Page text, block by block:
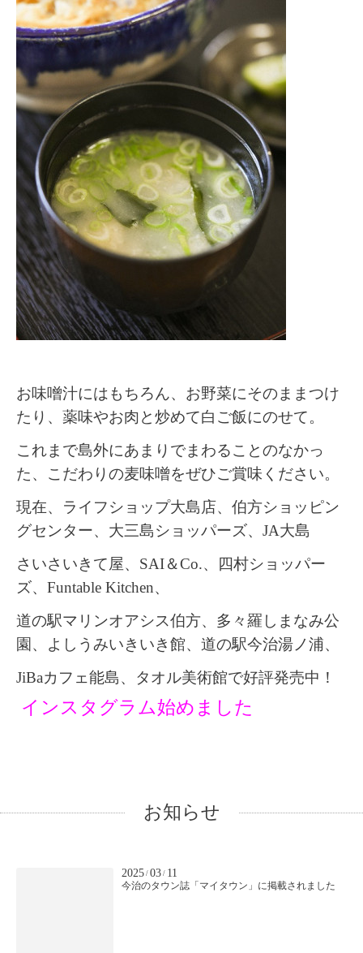
お味噌汁にはもちろん、 お野菜にそのままつけ
たり、 薬味やお肉と炒めて白ご飯にのせて。
これまで島外にあまりでまわることのなかっ
た、 こだわりの麦味噌をぜひご賞味ください。
現在、 ライフショップ大島店、伯方ショッピン
グセンター、大三島ショッパーズ、JA大島
さいさいきて屋、SAI＆Co.、四村ショッパー
ズ、 Funtable Kitchen、
道の駅マリンオアシス伯方、多々羅しまなみ公
園、よしうみいきいき館、 道の駅今治湯ノ浦、
JiBaカフェ能島、タオル美術館で好評発売中！
インスタグラム始めました
お知らせ
2025 / 03 / 11
今治のタウン誌「マイタウン」に掲載されました